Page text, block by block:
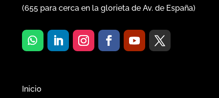
(655para cerca en la glorieta de Av. de España)
Inicio